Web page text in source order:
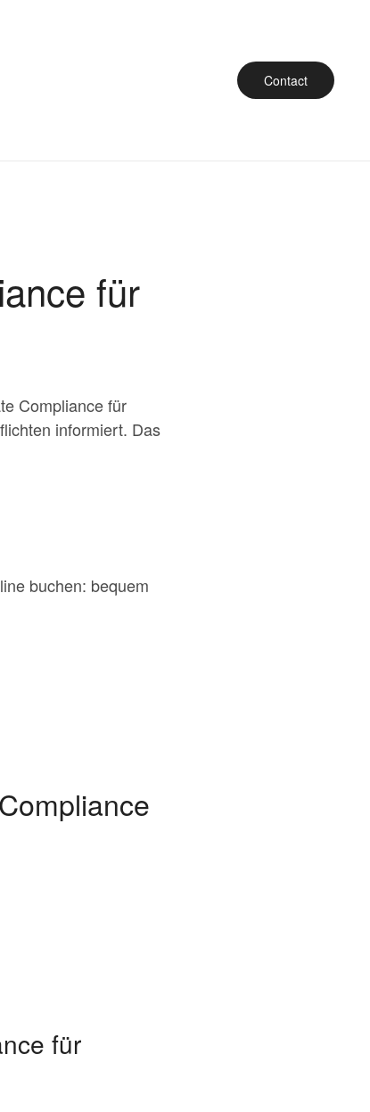
Contact
für
Compliance für
informiert. Das
buchen: bequem
für